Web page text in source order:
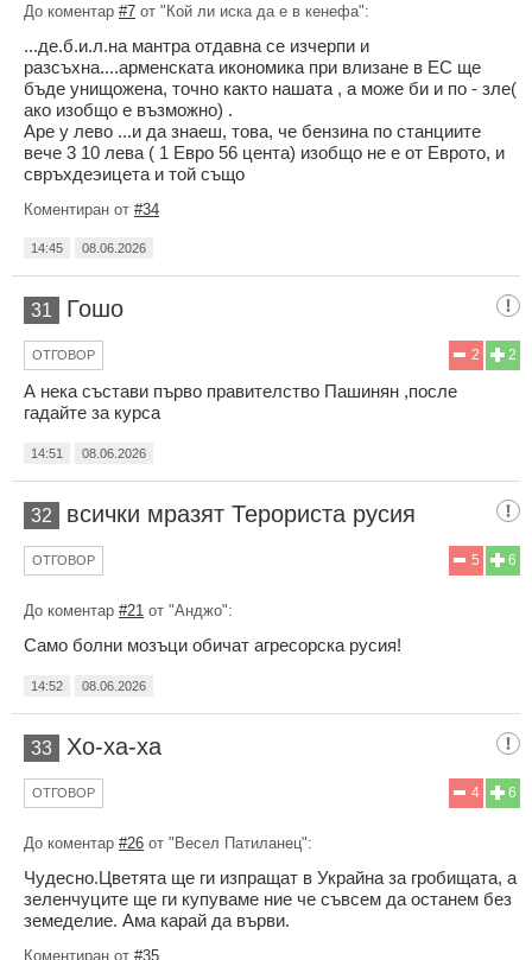
До коментар #7 от "Кой ли иска да е в кенефа":
...де.б.и.л.на мантра отдавна се изчерпи и
разсъхна....арменската икономика при влизане в ЕС ще
бъде унищожена, точно както нашата , а може би и по - зле(
ако изобщо е възможно) .
Аре у лево ...и да знаеш, това, че бензина по станциите
вече 3 10 лева ( 1 Евро 56 цента) изобщо не е от Еврото, и
свръхдеэицета и той също
Коментиран от #34
14:45 08.06.2026
31 Гошо
2
2
ОТГОВОР
А нека състави първо правителство Пашинян ,после
гадайте за курса
14:51 08.06.2026
32 всички мразят Терориста русия
6
5
ОТГОВОР
До коментар #21 от "Анджо":
Само болни мозъци обичат агресорска русия!
14:52 08.06.2026
33 Хо-ха-ха
6
4
ОТГОВОР
До коментар #26 от "Весел Патиланец":
Чудесно.Цветята ще ги изпращат в Украйна за гробищата, а
зеленчуците ще ги купуваме ние че съвсем да останем без
земеделие. Ама карай да върви.
Коментиран от #35